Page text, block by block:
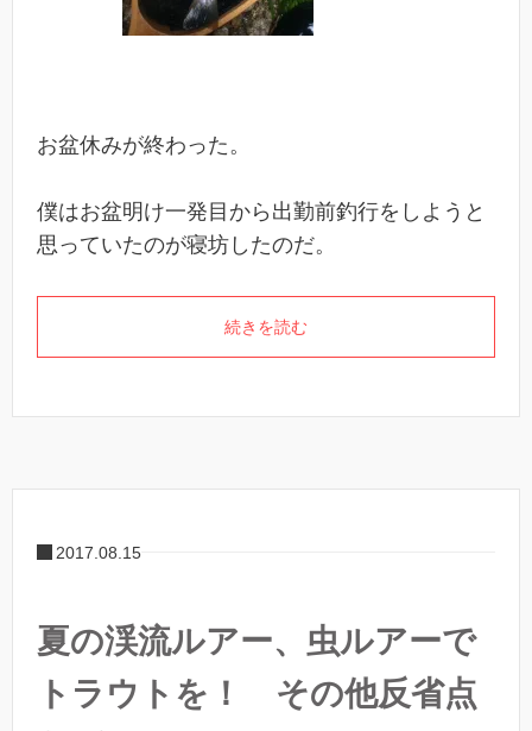
お盆休みが終わった。
僕はお盆明け一発目から出勤前釣行をしようと
思っていたのが寝坊したのだ。
続きを読む
2017.08.15
夏の渓流ルアー、虫ルアーで
トラウトを！ その他反省点